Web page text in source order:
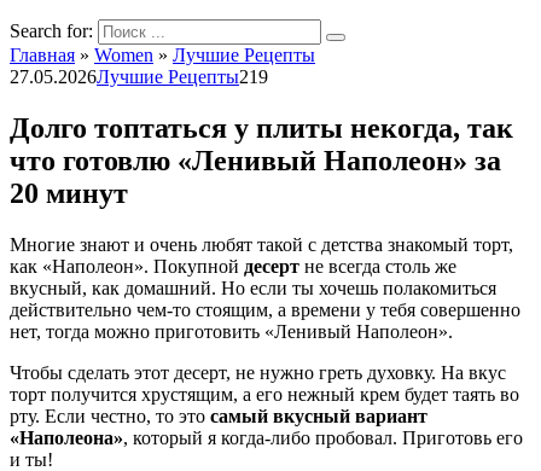
Search for:
Главная » Women » Лучшие Рецепты
27.05.2026Лучшие Рецепты219
Долго топтаться у плиты некогда, так
что готовлю «Ленивый Наполеон» за
20 минут
Многие знают и очень любят такой с детства знакомый торт,
как «Наполеон». Покупной десерт не всегда столь же
вкусный, как домашний. Но если ты хочешь полакомиться
действительно чем-то стоящим, а времени у тебя совершенно
нет, тогда можно приготовить «Ленивый Наполеон».
Чтобы сделать этот десерт, не нужно греть духовку. На вкус
торт получится хрустящим, а его нежный крем будет таять во
рту. Если честно, то это самый вкусный вариант
«Наполеона», который я когда-либо пробовал. Приготовь его
и ты!